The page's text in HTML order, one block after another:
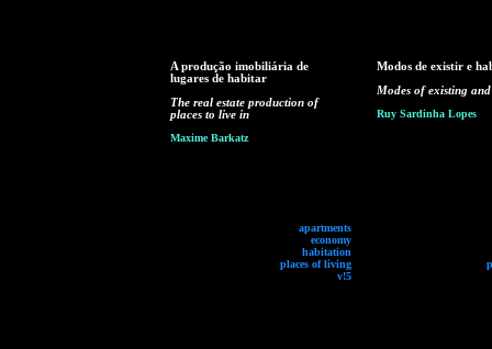
A produção imobiliária de
lugares de habitar
The real estate production of
places to live in
Maxime Barkatz
apartments
economy
habitation
places of living
v!5
Modos de existir e
Modes of existing
Ruy Sardinha Lopes